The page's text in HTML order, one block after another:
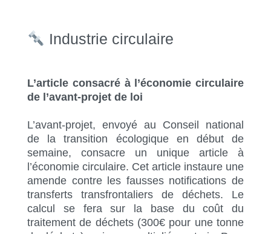
Industrie circulaire
L’article consacré à l’économie circulaire
de l’avant-projet de loi
L’avant-projet, envoyé au Conseil national
de la transition écologique en début de
semaine, consacre un unique article à
l’économie circulaire. Cet article instaure une
amende contre les fausses notifications de
transferts transfrontaliers de déchets. Le
calcul se fera sur la base du coût du
traitement de déchets (300€ pour une tonne